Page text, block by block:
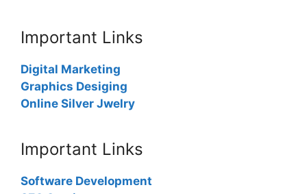
Important Links
Digital Marketing
Graphics Desiging
Online Silver Jwelry
Important Links
Software Development